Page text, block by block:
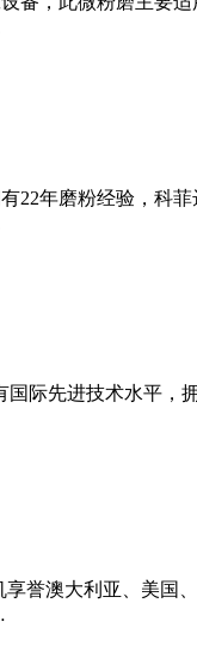
22年磨粉经验，科
际先进技术水平
誉澳大利亚、美国